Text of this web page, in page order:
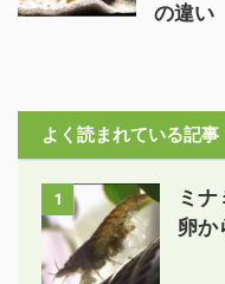
の違い
よく読まれている記事
1
ミ
卵か